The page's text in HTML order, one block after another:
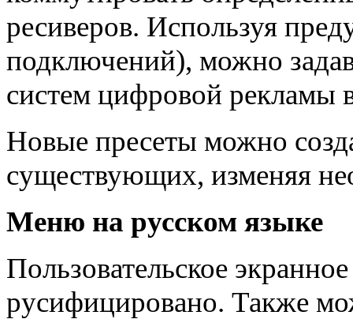
ресиверов. Используя
подключений), можно
систем цифровой
Новые пресеты можно
существующих, изменяя
Меню на русском языке
Пользовательское
русифицировано. Также